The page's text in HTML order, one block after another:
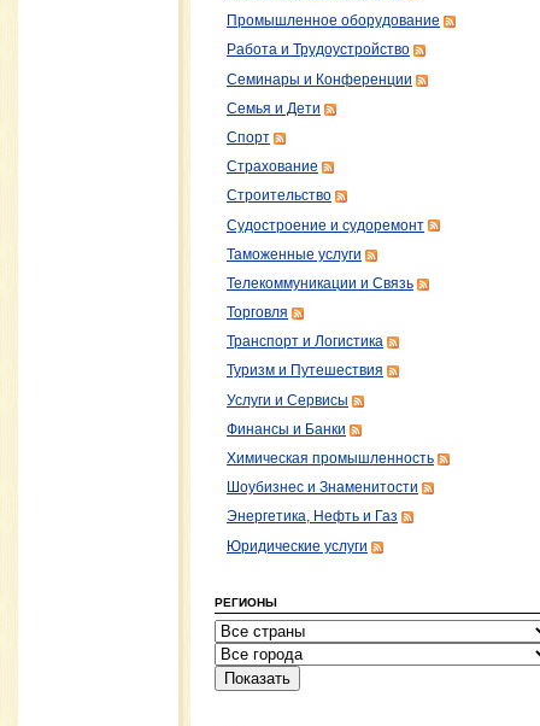
Промышленное оборудование
Работа и Трудоустройство
Семинары и Конференции
Семья и Дети
Спорт
Страхование
Строительство
Судостроение и судоремонт
Таможенные услуги
Телекоммуникации и Связь
Торговля
Транспорт и Логистика
Туризм и Путешествия
Услуги и Сервисы
Финансы и Банки
Химическая промышленность
Шоубизнес и Знаменитости
Энергетика, Нефть и Газ
Юридические услуги
РЕГИОНЫ